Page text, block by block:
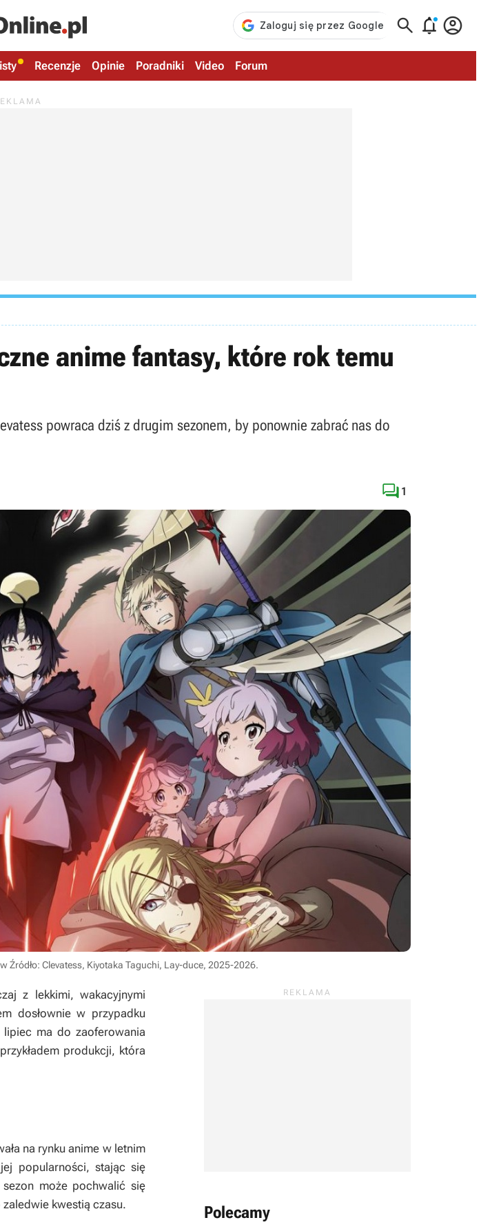
  
Recenzje Opinie Poradniki Video Forum
anime fantasy, które rok temu
powraca dziś z drugim sezonem, by ponownie zabrać nas do
 1
Źródło: Clevatess, Kiyotaka Taguchi, Lay-duce, 2025-2026.
z lekkimi, wakacyjnymi
dosłownie w przypadku
ma do zaoferowania
produkcji, która
na rynku anime w letnim
popularności, stając się
może pochwalić się
kwestią czasu. Polecamy